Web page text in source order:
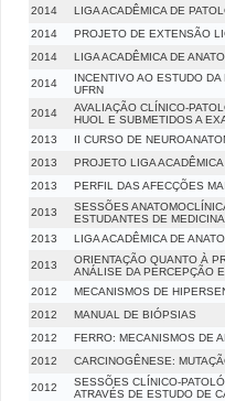
2014
LIGA ACADÊMICA DE
2014
PROJETO DE EXTENSÃO
2014
LIGA ACADÊMICA DE
2014
INCENTIVO AO ESTUDO
UFRN
2014
AVALIAÇÃO CLÍNICO-
HUOL E SUBMETIDOS A
2013
II CURSO DE
2013
PROJETO LIGA
2013
PERFIL DAS AFECÇÕES
2013
SESSÕES
ESTUDANTES DE
2013
LIGA ACADÊMICA DE
2013
ORIENTAÇÃO QUANTO À
ANÁLISE DA PERCEPÇÃO
2012
MECANISMOS DE
2012
MANUAL DE BIÓPSIAS
2012
FERRO: MECANISMOS DE
2012
CARCINOGÊNESE:
2012
SESSÕES CLÍNICO-
ATRAVÉS DE ESTUDO DE